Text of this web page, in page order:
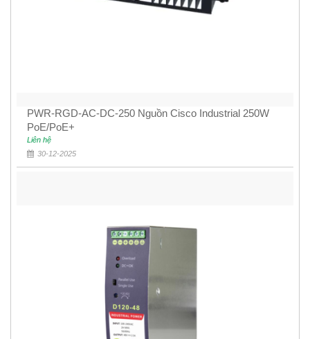
PWR-RGD-AC-DC-250 Nguồn Cisco Industrial 250W
PoE/PoE+
Liên hệ
30-12-2025